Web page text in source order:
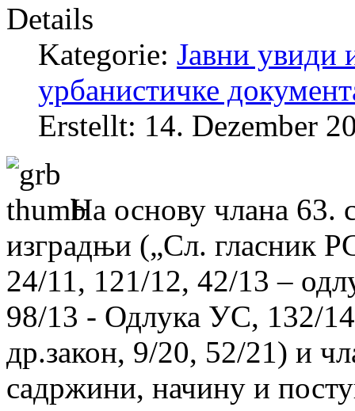
Details
Kategorie: Јавни увиди
урбанистичке
Erstellt: 14. Dezember
На основу члана 63.
изградњи („Сл. гласник
24/11, 121/12, 42/13 –
98/13 - Одлука УС, 132/
др.закон, 9/20, 52/21) и
садржини, начину и